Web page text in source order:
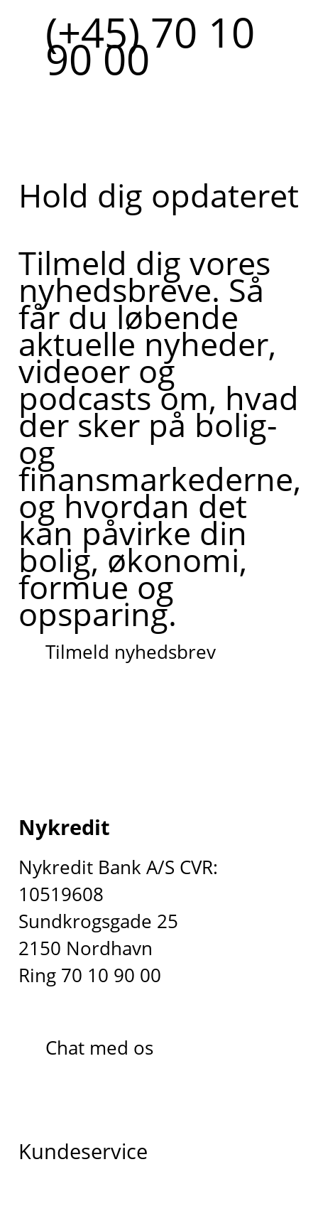
(+45) 70 10
90 00
Hold dig opdateret
Tilmeld dig vores
nyhedsbreve. Så
får du løbende
aktuelle nyheder,
videoer og
podcasts om, hvad
der sker på bolig-
og
finansmarkederne,
og hvordan det
kan påvirke din
bolig, økonomi,
formue og
opsparing.
Tilmeld nyhedsbrev
Nykredit
Nykredit Bank A/S CVR:
10519608
Sundkrogsgade 25
2150 Nordhavn
Ring 70 10 90 00
Chat med os
Kundeservice